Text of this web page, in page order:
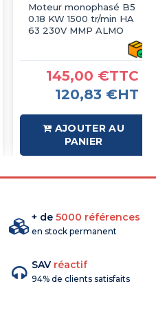
Moteur monophasé B5
0.18 KW 1500 tr/min HA
63 230V MMP ALMO
145,00 €TTC
120,83 €HT
AJOUTER AU
PANIER
+ de 5000 références
en stock permanent
SAV réactif
94% de clients satisfaits